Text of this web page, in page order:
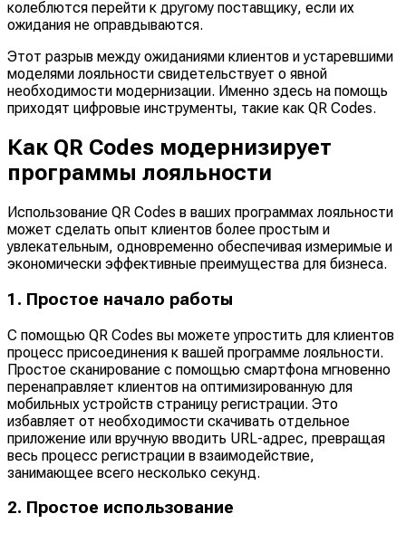
колеблются перейти к другому поставщику, если их
ожидания не оправдываются.
Этот разрыв между ожиданиями клиентов и устаревшими
моделями лояльности свидетельствует о явной
необходимости модернизации. Именно здесь на помощь
приходят цифровые инструменты, такие как QR Codes.
Как QR Codes модернизирует
программы лояльности
Использование QR Codes в ваших программах лояльности
может сделать опыт клиентов более простым и
увлекательным, одновременно обеспечивая измеримые и
экономически эффективные преимущества для бизнеса.
1. Простое начало работы
С помощью QR Codes вы можете упростить для клиентов
процесс присоединения к вашей программе лояльности.
Простое сканирование с помощью смартфона мгновенно
перенаправляет клиентов на оптимизированную для
мобильных устройств страницу регистрации. Это
избавляет от необходимости скачивать отдельное
приложение или вручную вводить URL-адрес, превращая
весь процесс регистрации в взаимодействие,
занимающее всего несколько секунд.
2. Простое использование